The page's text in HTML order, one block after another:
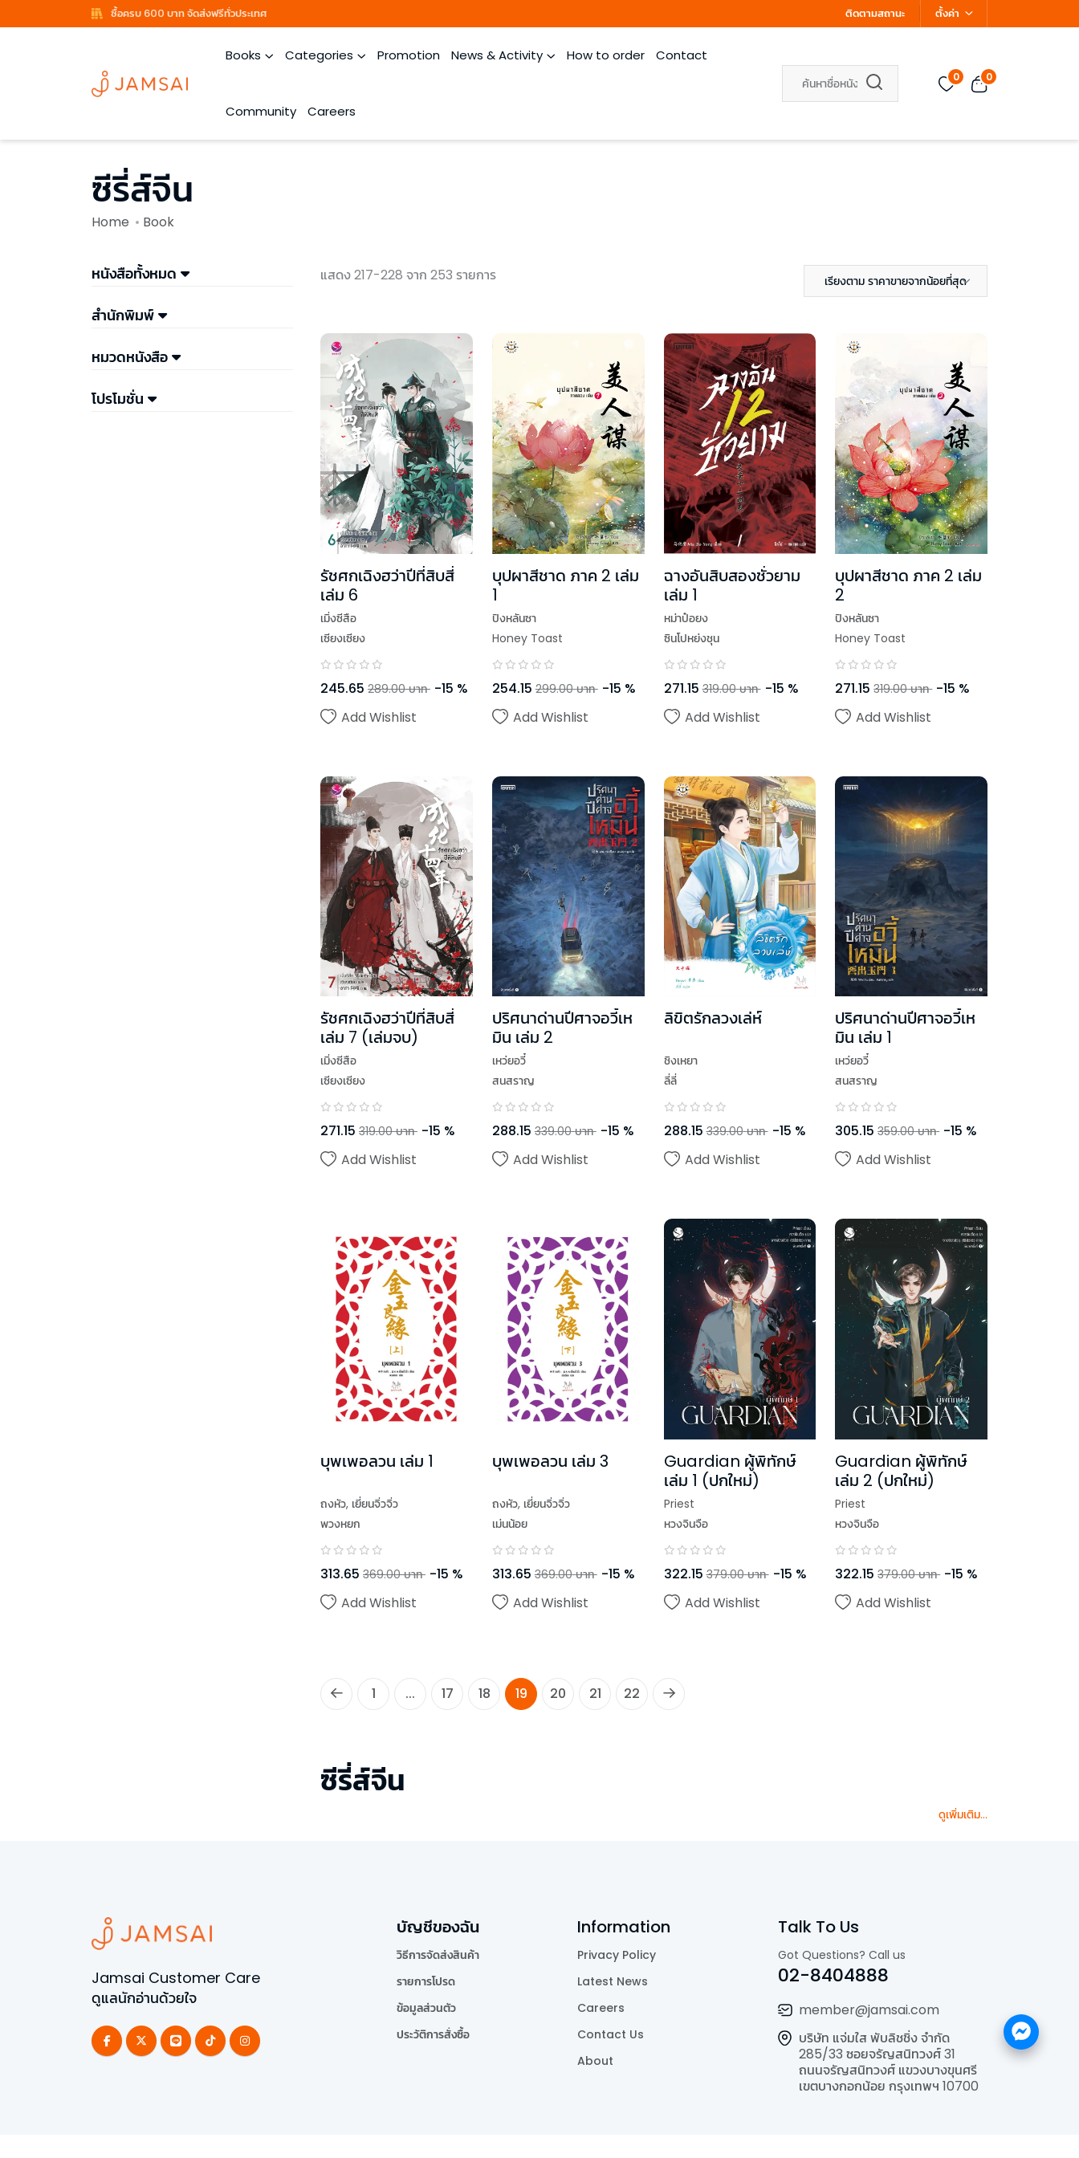
ซื้อครบ 600 บาท จัดส่งฟรีทั่วประเทศ ติดตามสถานะ ตั้งค่า
Books Categories Promotion News & Activity How to order Contact
Community Careers
0 0
ซีรี่ส์จีน
Home Book
หนังสือทั้งหมด
สำนักพิมพ์
หมวดหนังสือ
โปรโมชั่น
แสดง 217-228 จาก 253 รายการ เรียงตาม ราคาขายจากน้อยที่สุด
รัชศกเฉิงฮว่าปีที่สิบสี่
เล่ม 6
เมิ่งซีสือ
เซียงเซียง
245.65 289.00 บาท -15 %
Add Wishlist
บุปผาสีชาด ภาค 2 เล่ม
1
ปิงหลันซา
Honey Toast
254.15 299.00 บาท -15 %
Add Wishlist
ฉางอันสิบสองชั่วยาม
เล่ม 1
หม่าป๋อยง
ซินโปหย่งชุน
271.15 319.00 บาท -15 %
Add Wishlist
บุปผาสีชาด ภาค 2 เล่ม
2
ปิงหลันซา
Honey Toast
271.15 319.00 บาท -15 %
Add Wishlist
รัชศกเฉิงฮว่าปีที่สิบสี่
เล่ม 7 (เล่มจบ)
เมิ่งซีสือ
เซียงเซียง
271.15 319.00 บาท -15 %
Add Wishlist
ปริศนาด่านปีศาจอวี้เห
มิน เล่ม 2
เหว่ยอวี๋
สนสราญ
288.15 339.00 บาท -15 %
Add Wishlist
ลิขิตรักลวงเล่ห์
ชิงเหยา
ลี่ลี่
288.15 339.00 บาท -15 %
Add Wishlist
ปริศนาด่านปีศาจอวี้เห
มิน เล่ม 1
เหว่ยอวี๋
สนสราญ
305.15 359.00 บาท -15 %
Add Wishlist
บุพเพอลวน เล่ม 1
ถงหัว, เยี่ยนจิ่วจิ่ว
พวงหยก
313.65 369.00 บาท -15 %
Add Wishlist
บุพเพอลวน เล่ม 3
ถงหัว, เยี่ยนจิ่วจิ่ว
เม่นน้อย
313.65 369.00 บาท -15 %
Add Wishlist
Guardian ผู้พิทักษ์
เล่ม 1 (ปกใหม่)
Priest
หวงจินจือ
322.15 379.00 บาท -15 %
Add Wishlist
Guardian ผู้พิทักษ์
เล่ม 2 (ปกใหม่)
Priest
หวงจินจือ
322.15 379.00 บาท -15 %
Add Wishlist
1 ... 17 18 19 20 21 22
ซีรี่ส์จีน
ดูเพิ่มเติม...
Jamsai Customer Care
ดูแลนักอ่านด้วยใจ
บัญชีของฉัน
วิธีการจัดส่งสินค้า
รายการโปรด
ข้อมูลส่วนตัว
ประวัติการสั่งซื้อ
Information
Privacy Policy
Latest News
Careers
Contact Us
About
Talk To Us
Got Questions? Call us
02-8404888
member@jamsai.com
บริษัท แจ่มใส พับลิชชิ่ง จำกัด
285/33 ซอยจรัญสนิทวงศ์ 31
ถนนจรัญสนิทวงศ์ แขวงบางขุนศรี
เขตบางกอกน้อย กรุงเทพฯ 10700